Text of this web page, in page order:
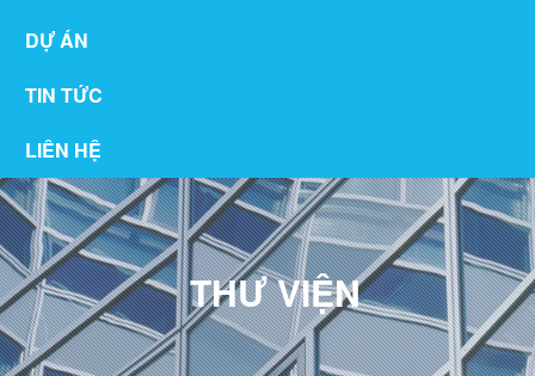
DỰ ÁN
TIN TỨC
LIÊN HỆ
THƯ VIỆN